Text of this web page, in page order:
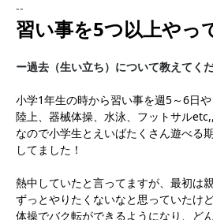
--
習い事を5つ以上やっ
ー過去（生い立ち）について教えてく
小学1年生の時から習い事を週5～6日や
陸上、器械体操、水泳、フットサルetc,,
なので小学生とえいばたくさん遊べる期
してました！
熱中していたと言ってますが、最初は
ずっとやりたくないなと思っていたけ
体操でバク転ができるようになり、ど